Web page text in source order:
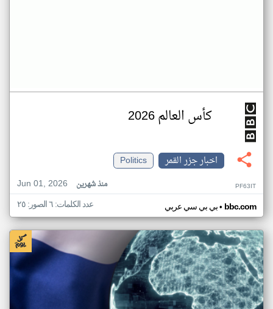
كأس العالم 2026
اخبار جزر القمر
Politics
Jun 01, 2026
منذ شهرين PF63IT
بي بي سي عربي• bbc.com عدد الكلمات: ٦ الصور: ٢٥